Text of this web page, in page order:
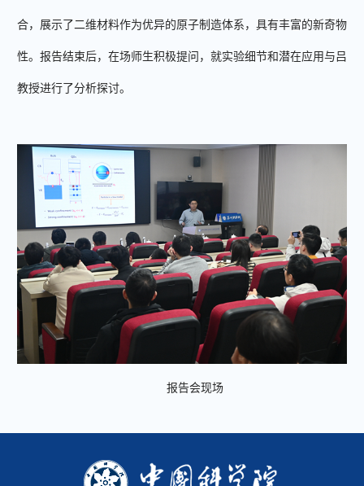
合，展示了二维材料作为优异的原子制造体系，具有丰富的新奇物
性。报告结束后，在场师生积极提问，就实验细节和潜在应用与吕
教授进行了分析探讨。
报告会现场